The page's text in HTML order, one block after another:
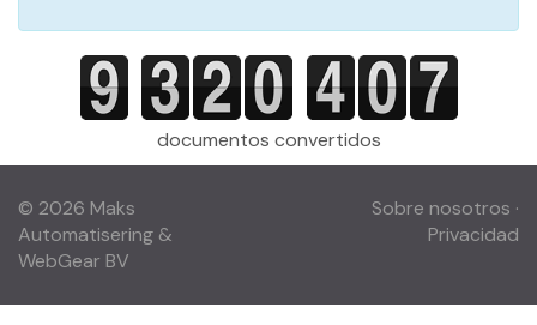
documentos convertidos
© 2026 Maks
Automatisering &
WebGear BV
Sobre nosotros ·
Privacidad